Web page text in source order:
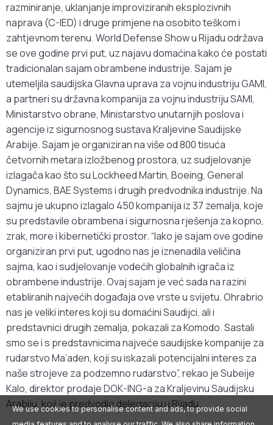
razminiranje, uklanjanje improviziranih eksplozivnih
naprava (C-IED) i druge primjene na osobito teškom i
zahtjevnom terenu. World Defense Show u Rijadu održava
se ove godine prvi put, uz najavu domaćina kako će postati
tradicionalan sajam obrambene industrije. Sajam je
utemeljila saudijska Glavna uprava za vojnu industriju GAMI,
a partneri su državna kompanija za vojnu industriju SAMI,
Ministarstvo obrane, Ministarstvo unutarnjih poslova i
agencije iz sigurnosnog sustava Kraljevine Saudijske
Arabije. Sajam je organiziran na više od 800 tisuća
četvornih metara izložbenog prostora, uz sudjelovanje
izlagača kao što su Lockheed Martin, Boeing, General
Dynamics, BAE Systems i drugih predvodnika industrije. Na
sajmu je ukupno izlagalo 450 kompanija iz 37 zemalja, koje
su predstavile obrambena i sigurnosna rješenja za kopno,
zrak, more i kibernetički prostor. “Iako je sajam ove godine
organiziran prvi put, ugodno nas je iznenadila veličina
sajma, kao i sudjelovanje vodećih globalnih igrača iz
obrambene industrije. Ovaj sajam je već sada na razini
etabliranih najvećih događaja ove vrste u svijetu. Ohrabrio
nas je veliki interes koji su domaćini Saudijci, ali i
predstavnici drugih zemalja, pokazali za Komodo. Sastali
smo se i s predstavnicima najveće saudijske kompanije za
rudarstvo Ma’aden, koji su iskazali potencijalni interes za
naše strojeve za podzemno rudarstvo”, rekao je Subeije
Kalo, direktor prodaje DOK-ING-a za Kraljevinu Saudijsku
Arabiju, koji je predvodio delegaciju u Rijadu.
We use cookies to personalise content and ads, to provide social